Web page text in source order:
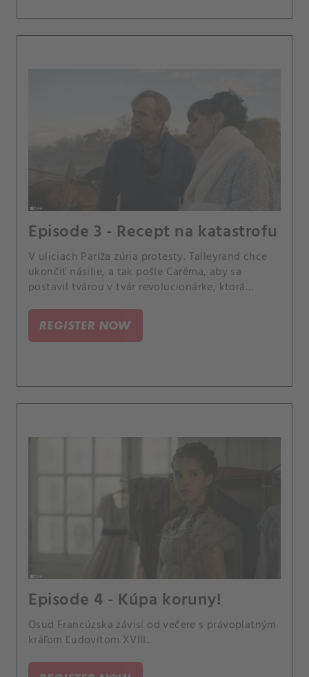
Episode 3 - Recept na katastrofu
V uliciach Paríža zúria protesty. Talleyrand chce
ukončiť násilie, a tak pošle Carêma, aby sa
postavil tvárou v tvár revolucionárke, ktorá
REGISTER NOW
Episode 4 - Kúpa koruny!
Osud Francúzska závisí od večere s právoplatným
kráľom Ľudovítom XVIII..